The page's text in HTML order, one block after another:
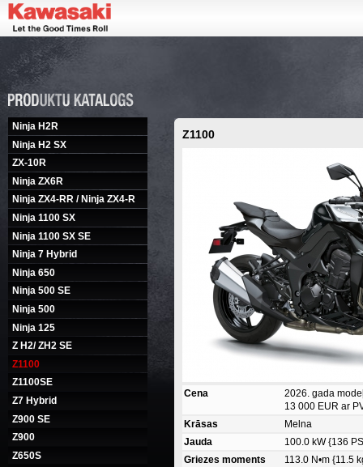
Ninja H2R
Ninja H2 SX
ZX-10R
Ninja ZX6R
Ninja ZX4-RR / Ninja ZX4-R
Ninja 1100 SX
Ninja 1100 SX SE
Ninja 7 Hybrid
Ninja 650
Ninja 500 SE
Ninja 500
Ninja 125
Z H2/ ZH2 SE
Z1100
Z1100SE
Z7 Hybrid
Z900 SE
Z900
Z650S
Z1100
Cena
2026. gada
13 000 EUR ar
Krāsas
Melna
Jauda
100.0 kW {136
Griezes moments
113.0 N•m {11.5